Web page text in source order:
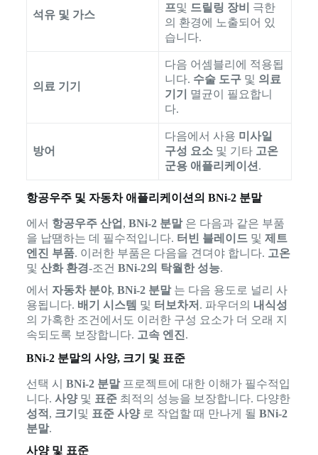
석유 및 가스
프및 드릴링 장비
극한
의 환경에 노출되어 있
습니다.
의료 기기
다음 어셈블리에 적용됩
니다. 수술 도구및 의료
기기
멸균이 필요합니
다.
방어
다음에서 사용 미사일
구성 요소및 기타 고온
군용 애플리케이션 .
항공우주 및 자동차 애플리케이션의 BNi-2 분말
에서 항공우주 산업 , BNi-2 분말은 다음과 같은 부품
을 납땜하는 데 필수적입니다. 터빈 블레이드및 제트
엔진 부품. 이러한 부품은 다음을 견뎌야 합니다. 고온
및 산화 환경-조건 BNi-2의 탁월한 성능.
에서 자동차 분야, BNi-2 분말는 다음 용도로 널리 사
용됩니다. 배기 시스템 및 터보차저 . 파우더의 내식성
의 가혹한 조건에서도 이러한 구성 요소가 더 오래 지
속되도록 보장합니다. 고속 엔진.
BNi-2 분말의 사양, 크기 및 표준
선택 시 BNi-2 분말프로젝트에 대한 이해가 필수적입
니다. 사양및 표준최적의 성능을 보장합니다. 다양한
성적 , 크기 및 표준 사양로 작업할 때 만나게 될 BNi-2
분말.
사양 및 표준